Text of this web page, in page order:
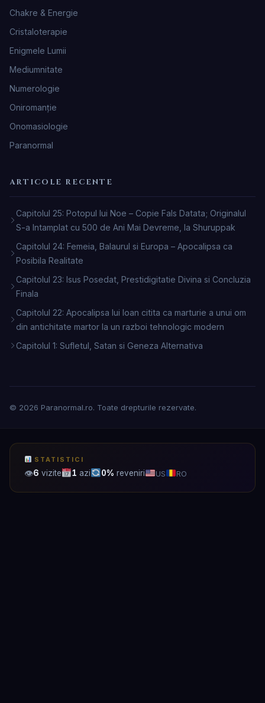
Chakre & Energie
Cristaloterapie
Enigmele Lumii
Mediumnitate
Numerologie
Oniromanţie
Onomasiologie
Paranormal
ARTICOLE RECENTE
Capitolul 25: Potopul lui Noe – Copie Fals Datata; Originalul
S-a Intamplat cu 500 de Ani Mai Devreme, la Shuruppak
Capitolul 24: Femeia, Balaurul si Europa – Apocalipsa ca
Posibila Realitate
Capitolul 23: Isus Posedat, Prestidigitatie Divina si Concluzia
Finala
Capitolul 22: Apocalipsa lui Ioan citita ca marturie a unui om
din antichitate martor la un razboi tehnologic modern
Capitolul 1: Sufletul, Satan si Geneza Alternativa
© 2026 Paranormal.ro. Toate drepturile rezervate.
STATISTICI
👁6 vizite 1 azi 0% reveniri US RO